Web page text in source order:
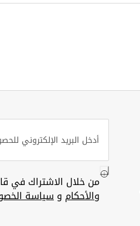
من خلال الاشتراك في
والأحكام وسياسة